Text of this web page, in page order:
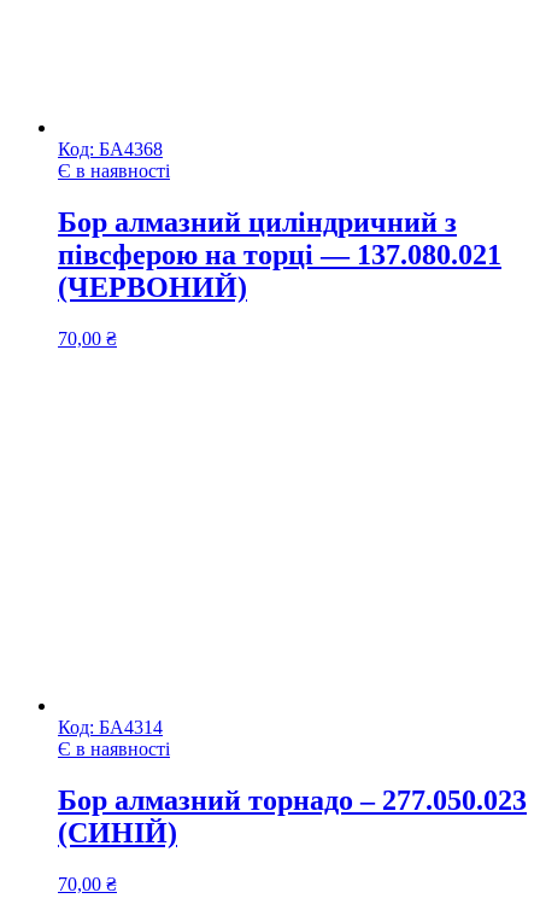
Код: БА4368
Є в наявності
Бор алмазний циліндричний з
півсферою на торці — 137.080.021
(ЧЕРВОНИЙ)
70,00 ₴
Код: БА4314
Є в наявності
Бор алмазний торнадо – 277.050.023
(СИНІЙ)
70,00 ₴